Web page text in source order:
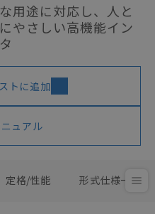
用途に対応し、人と
やさしい高機能イン
トに追加
ュアル
定格/性能 形式仕様一覧